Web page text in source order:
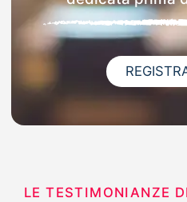
LE TESTIMONIANZE